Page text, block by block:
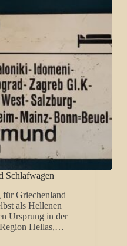
Schlafwagen
für Griechenland
als Hellenen
Ursprung in der
Hellas,…